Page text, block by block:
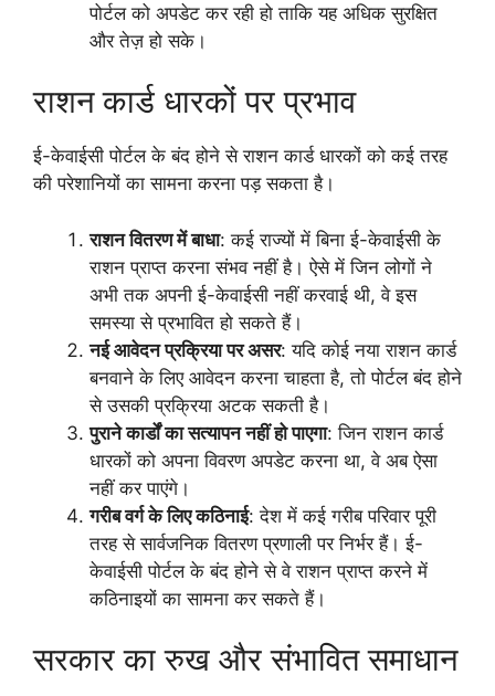
पोर्टल को अपडेट कर रही हो ताकि यह अधिक सुरक्षित
और तेज़ हो सके।
राशन कार्ड धारकों पर प्रभाव
ई-केवाईसी पोर्टल के बंद होने से राशन कार्ड धारकों को कई तरह
की परेशानियों का सामना करना पड़ सकता है।
राशन वितरण में बाधा: कई राज्यों में बिना ई-केवाईसी के
राशन प्राप्त करना संभव नहीं है। ऐसे में जिन लोगों ने
अभी तक अपनी ई-केवाईसी नहीं करवाई थी, वे इस
समस्या से प्रभावित हो सकते हैं।
नई आवेदन प्रक्रिया पर असर: यदि कोई नया राशन कार्ड
बनवाने के लिए आवेदन करना चाहता है, तो पोर्टल बंद होने
से उसकी प्रक्रिया अटक सकती है।
पुराने कार्डों का सत्यापन नहीं हो पाएगा: जिन राशन कार्ड
धारकों को अपना विवरण अपडेट करना था, वे अब ऐसा
नहीं कर पाएंगे।
गरीब वर्ग के लिए कठिनाई: देश में कई गरीब परिवार पूरी
तरह से सार्वजनिक वितरण प्रणाली पर निर्भर हैं। ई-
केवाईसी पोर्टल के बंद होने से वे राशन प्राप्त करने में
कठिनाइयों का सामना कर सकते हैं।
सरकार का रुख और संभावित समाधान